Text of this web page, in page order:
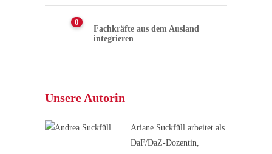
0
Fachkräfte aus dem Ausland
integrieren
Unsere Autorin
Ariane Suckfüll arbeitet als
DaF/DaZ-Dozentin,